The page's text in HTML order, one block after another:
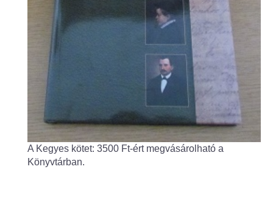
Kultúra
IKSZT - Integrált Közösségi és Szolgáltató Tér
Rendezvényház
Rákóczi Mozi
A Kegyes kötet: 3500 Ft-ért megvásárolható a
Könyvtárban.